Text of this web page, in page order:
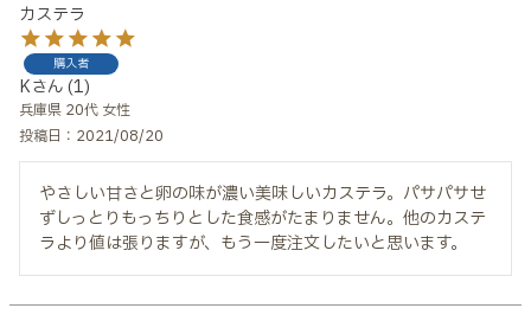
カステラ
購入者
K 1
兵庫県 20代 女性
投稿日
2021/08/20
やさしい甘さと卵の味が濃い美味しいカステラ。パサパサせ
ずしっとりもっちりとした食感がたまりません。他のカステ
ラより値は張りますが、もう一度注文したいと思います。